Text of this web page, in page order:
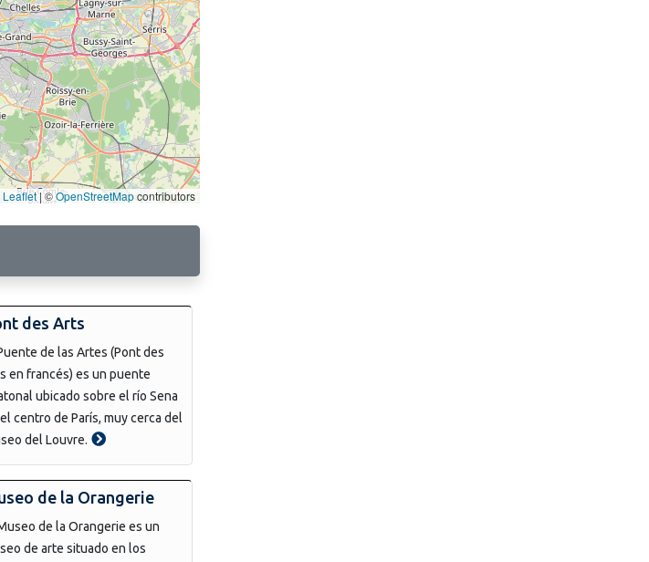
Leaflet|©OpenStreetMapcontributors
des Arts
de las Artes (Pont des
en francés) es un puente
ubicado sobre el río Sena
centro de París, muy cerca del
del Louvre.
de la Orangerie
de la Orangerie es un
de arte situado en los